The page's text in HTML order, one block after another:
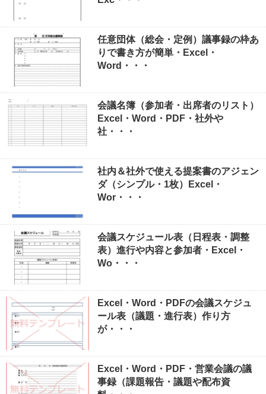
任意団体（総会・定例）議事録の枠あ
りで書き方が簡単・Excel・
Word・・・
会議名簿（参加者・出席者のリスト）
Excel・Word・PDF・社外や
社・・・
社内＆社外で使える提案書のアジェン
ダ（シンプル・1枚）Excel・
Wor・・・
会議スケジュール表（日程表・調整
表）進行や内容と参加者・Excel・
Wo・・・
Excel・Word・PDFの会議スケジュ
ール表（議題・進行表）作り方
が・・・
Excel・Word・PDF・営業会議の議
事録（課題報告・議題や配布資